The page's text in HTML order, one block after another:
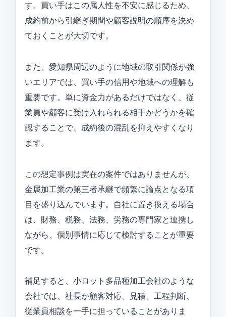
す。買い手はこの属人性を不安に感じるため、
成約前から引継ぎ期間や顧客説明の順序を決め
ておくことが大切です。
また、愛知県周辺のように地域の取引関係が強
いエリアでは、買い手の信用や地域への理解も
重要です。単に資金力があるだけではなく、従
業員や顧客に受け入れられる相手かどうかを確
認することで、成約後の混乱を抑えやすくなり
ます。
この想定事例は実在の案件ではありませんが、
金属加工業の第三者承継で頻繁に論点となる項
目を盛り込んでいます。自社に置き換える場合
は、財務、税務、法務、労務の専門家と連携し
ながら、個別事情に応じて検討することが重要
です。
補足すると、小ロット多品種加工会社のような
会社では、社長が顧客対応、見積、工程判断、
従業員相談を一手に担っていることがありま